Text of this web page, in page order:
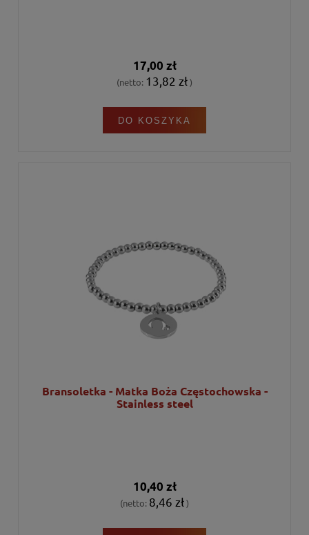
17,00 zł
(netto: 13,82 zł)
DO KOSZYKA
Bransoletka - Matka Boża Częstochowska -
Stainless steel
10,40 zł
(netto: 8,46 zł)